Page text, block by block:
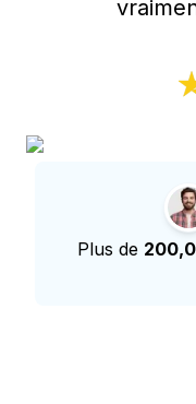
Plus de